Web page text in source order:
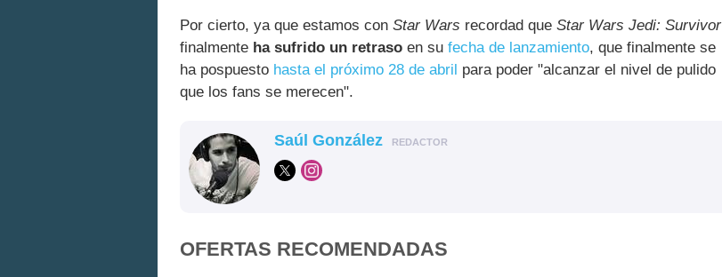
Por cierto, ya que estamos con Star Wars recordad que Star Wars Jedi: Survivor
finalmente ha sufrido un retraso en su fecha de lanzamiento, que finalmente se
ha pospuesto hasta el próximo 28 de abril para poder "alcanzar el nivel de pulido
que los fans se merecen".
Saúl González REDACTOR
OFERTAS RECOMENDADAS